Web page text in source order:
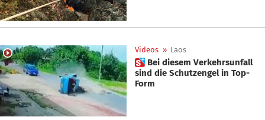
Videos » Laos
 Bei diesem Verkehrsunfall
sind die Schutzengel in Top-
Form